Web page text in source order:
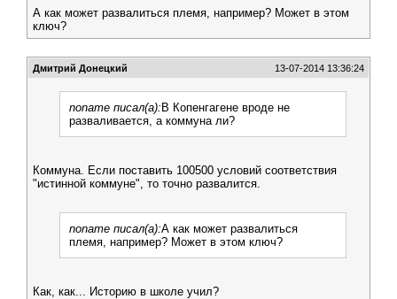
А как может развалиться племя, например? Может в этом
ключ?
Дмитрий Донецкий 13-07-2014 13:36:24
noname писал(а): В Копенгагене вроде не
разваливается, а коммуна ли?
Коммуна. Если поставить 100500 условий соответствия
"истинной коммуне", то точно развалится.
noname писал(а):А как может развалиться
племя, например? Может в этом ключ?
Как, как... Историю в школе учил?